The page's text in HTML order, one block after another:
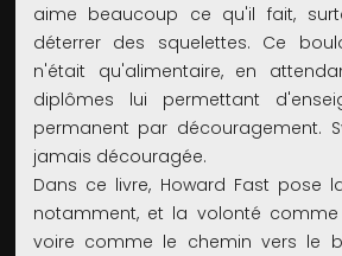
aime beaucoup ce qu'il fait,
déterrer des squelettes. Ce
n'était qu'alimentaire, en
diplômes lui permettant
permanent par découragement.
jamais découragée.
Dans ce livre, Howard Fast pose
notamment, et la volonté comme
voire comme le chemin vers le